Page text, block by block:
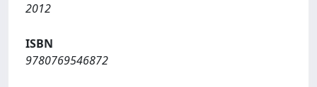
2012
ISBN
9780769546872